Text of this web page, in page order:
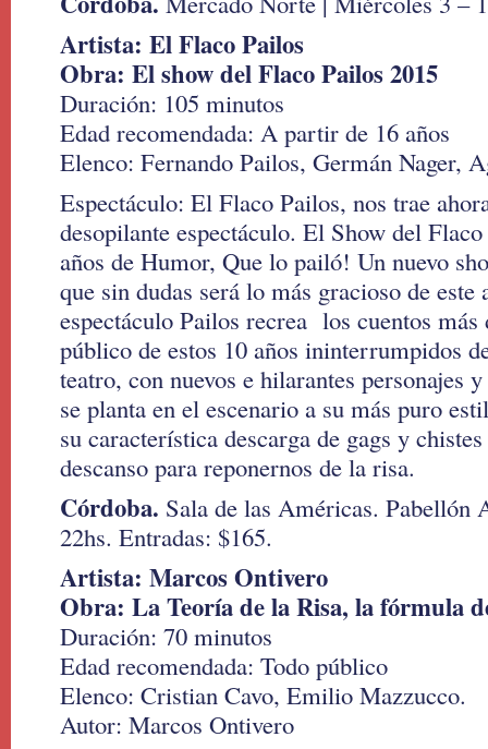
Artista: El Flaco Pailos
Obra: El show del Flaco Pailos 2015
Duración: 105 minutos
Edad recomendada: A partir de 16 años
Elenco: Fernando Pailos, Germán Nager,
Espectáculo: El Flaco Pailos, nos trae
desopilante espectáculo. El Show del
años de Humor, Que lo pailó! Un nuevo
que sin dudas será lo más gracioso de este
espectáculo Pailos recrea los cuentos
público de estos 10 años ininterrumpidos
teatro, con nuevos e hilarantes personajes
se planta en el escenario a su más puro
su característica descarga de gags y
descanso para reponernos de la risa.
Córdoba. Sala de las Américas. Pabellón
22hs. Entradas: $165.
Artista: Marcos Ontivero
Obra: La Teoría de la Risa, la fórmula
Duración: 70 minutos
Edad recomendada: Todo público
Elenco: Cristian Cavo, Emilio Mazzucco.
Autor: Marcos Ontivero